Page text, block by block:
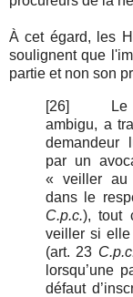
À cet égard, les
soulignent que
partie et non son
[26]
ambigu, a
demandeur
par un
« veiller au
dans le
C.p.c.), tout
veiller si elle
(art. 23
lorsqu’une
défaut